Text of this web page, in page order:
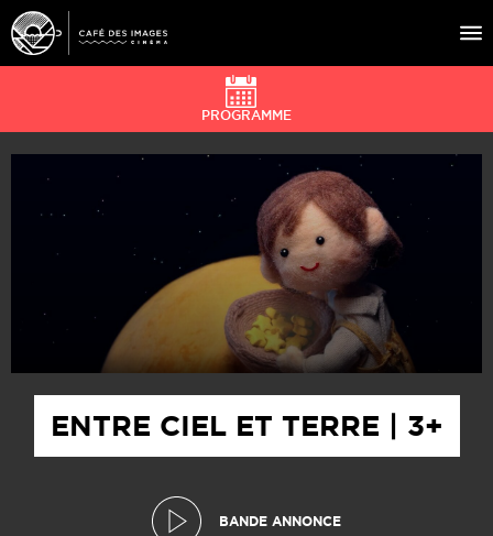
À L’AFFICHE
ÉVÉNEMENTS
CAFÉ DU CINÉ
PRATIQUE
ÉDUCATION AUX IMAGES
ENTRE CIEL ET TERRE | 3+
BANDE ANNONCE
PROGRAMME